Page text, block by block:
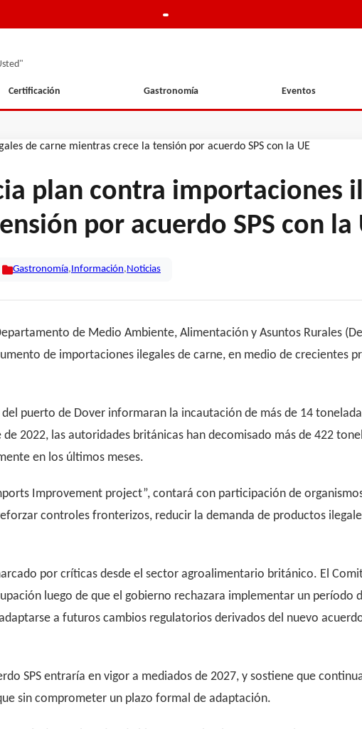
Certificación Gastronomía Eventos
plan contra importaciones
por acuerdo SPS con la
Gastronomía,Información,Noticias
de Medio Ambiente, Alimentación y Asuntos Rurales
de importaciones ilegales de carne, en medio de crecientes
puerto de Dover informaran la incautación de más de 14
2022, las autoridades británicas han decomisado más de 422
en los últimos meses.
Improvement project”, contará con participación de
controles fronterizos, reducir la demanda de productos
por críticas desde el sector agroalimentario británico. El
luego de que el gobierno rechazara implementar un período
a futuros cambios regulatorios derivados del nuevo
SPS entraría en vigor a mediados de 2027, y sostiene que
sin comprometer un plazo formal de adaptación.